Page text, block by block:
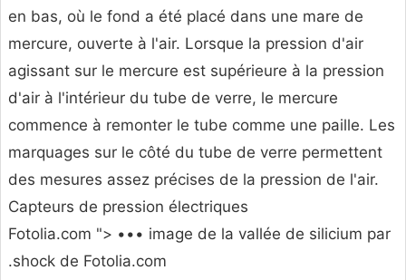
en bas, où le fond a été placé dans une mare de
mercure, ouverte à l'air. Lorsque la pression d'air
agissant sur le mercure est supérieure à la pression
d'air à l'intérieur du tube de verre, le mercure
commence à remonter le tube comme une paille. Les
marquages sur le côté du tube de verre permettent
des mesures assez précises de la pression de l'air.
Capteurs de pression électriques
Fotolia.com "> ••• image de la vallée de silicium par
.shock de Fotolia.com